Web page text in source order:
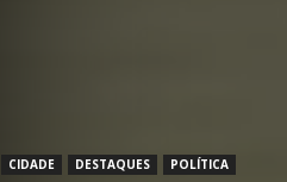
CIDADE DESTAQUES POLÍTICA